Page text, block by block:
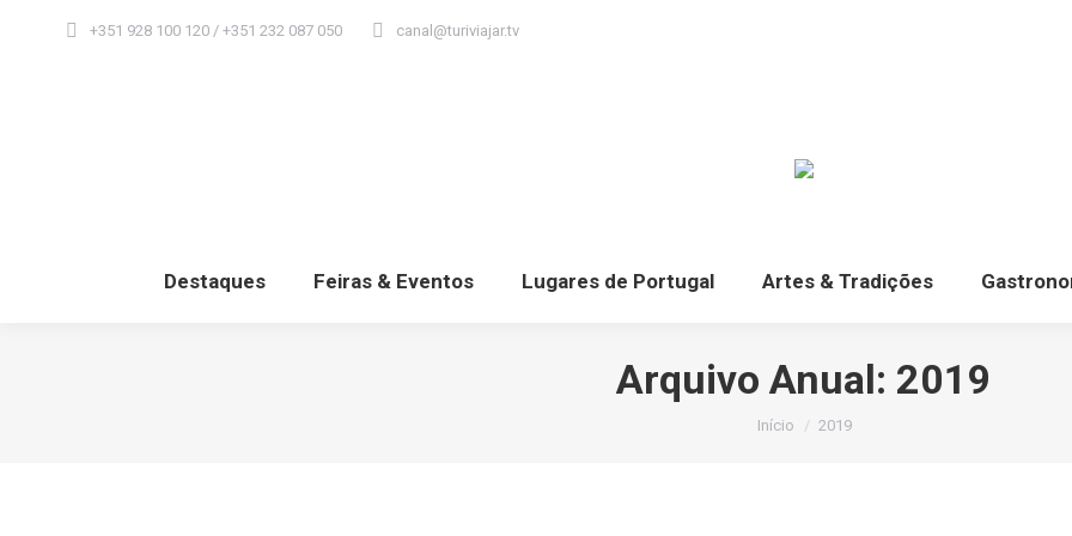
+351 928 100 120 / +351 232 087 050 canal@turiviajar.tv
Destaques Feiras & Eventos Lugares de Portugal Artes & Tradições
Arquivo Anual: 2019
Você está aqui:
Início 2019
Destaques Feiras & Eventos